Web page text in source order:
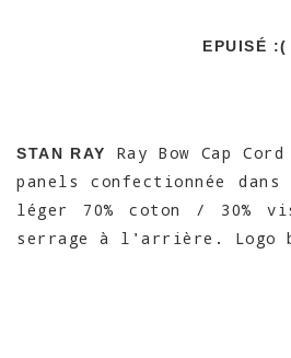
EPUISÉ :(
STAN RAY
Ray Bow Cap
panels confectionnée
léger 70% coton / 30%
serrage à l'arrière. Logo